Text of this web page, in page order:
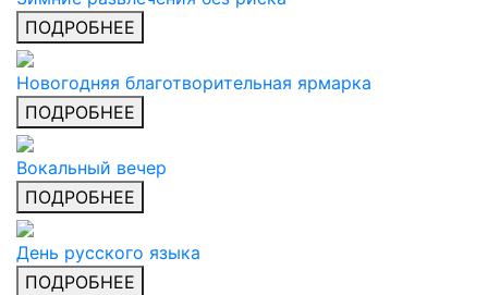
ПОДРОБНЕЕ
Новогодняя благотворительная ярмарка
ПОДРОБНЕЕ
Вокальный вечер
ПОДРОБНЕЕ
День русского языка
ПОДРОБНЕЕ